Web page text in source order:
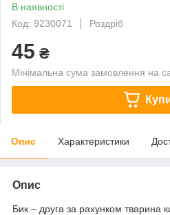
В наявності
Код: 9230071
Роздріб
45 ₴
Мінімальна сума замовлення на
Опис Характеристики
Опис
Бик – друга за рахунком тварина